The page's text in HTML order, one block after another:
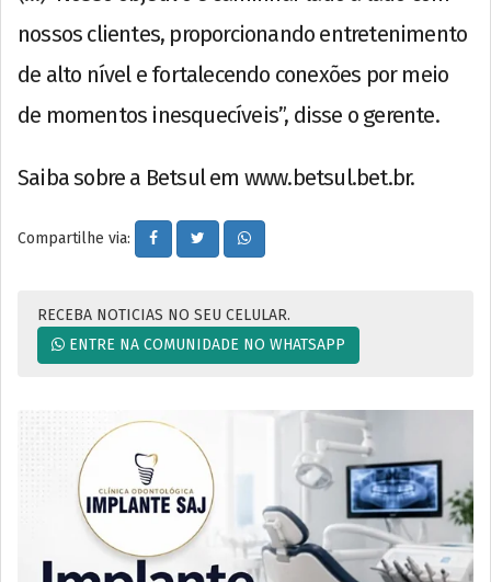
nossos clientes, proporcionando entretenimento
de alto nível e fortalecendo conexões por meio
de momentos inesquecíveis”, disse o gerente.
Saiba sobre a Betsul em www.betsul.bet.br.
Compartilhe via:
RECEBA NOTICIAS NO SEU CELULAR.
ENTRE NA COMUNIDADE NO WHATSAPP